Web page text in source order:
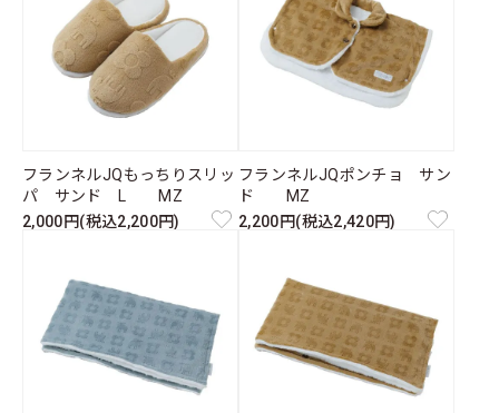
フランネルJQもっちりスリッ
パ サンド L MZ
2,000円(税込2,200円)
フランネルJQポンチョ サン
ド MZ
2,200円(税込2,420円)